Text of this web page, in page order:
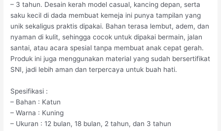
– 3 tahun. Desain kerah model casual, kancing depan, serta
saku kecil di dada membuat kemeja ini punya tampilan yang
unik sekaligus praktis dipakai. Bahan terasa lembut, adem, dan
nyaman di kulit, sehingga cocok untuk dipakai bermain, jalan
santai, atau acara spesial tanpa membuat anak cepat gerah.
Produk ini juga menggunakan material yang sudah bersertifikat
SNI, jadi lebih aman dan terpercaya untuk buah hati.
Spesifikasi :
– Bahan : Katun
– Warna : Kuning
– Ukuran : 12 bulan, 18 bulan, 2 tahun, dan 3 tahun